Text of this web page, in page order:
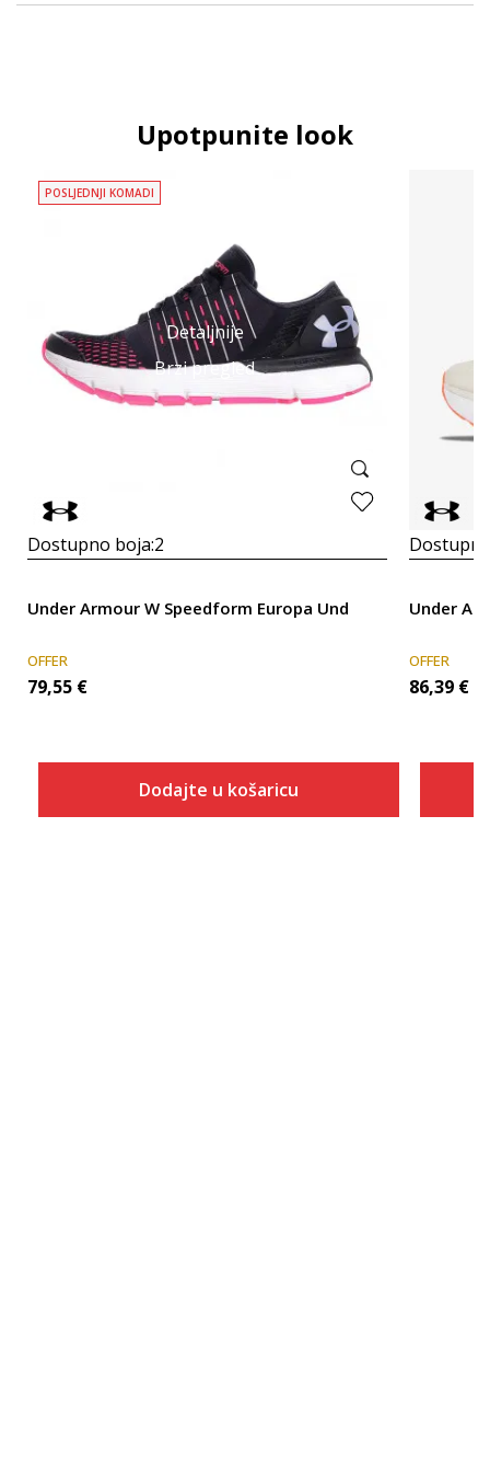
Upotpunite look
Detaljnije
Brzi pregled
POSLJEDNJI KOMADI
Dostupno boja:2
Under Armour W Speedform Europa Und
OFFER
79,55 €
Dodajte u košaricu
Under
OFFER
86,39 €